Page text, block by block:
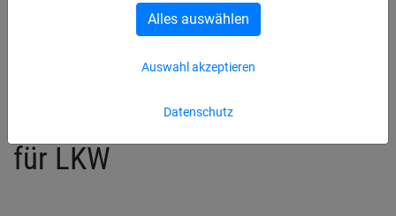
Datenschutz
Auswahl akzeptieren
Alles auswählen
Zubehör
für LKW